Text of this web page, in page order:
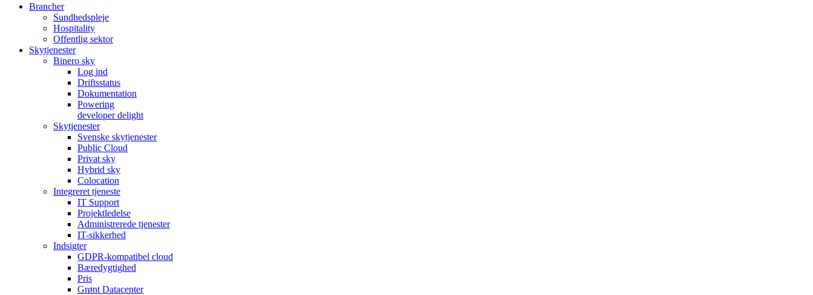
Brancher
Sundhedspleje
Hospitality
Offentlig sektor
Skytjenester
Binero sky
Log ind
Driftsstatus
Dokumentation
Powering
developer delight
Skytjenester
Svenske skytjenester
Public Cloud
Privat sky
Hybrid sky
Colocation
Integreret tjeneste
IT Support
Projektledelse
Administrerede tjenester
IT-sikkerhed
Indsigter
GDPR-kompatibel cloud
Bæredygtighed
Pris
Grønt Datacenter